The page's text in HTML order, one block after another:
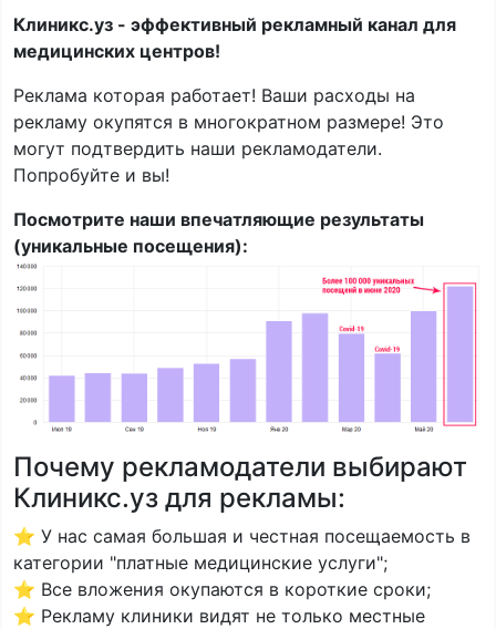
Клиникс.уз - эффективный рекламный канал для
медицинских центров!
Реклама которая работает! Ваши расходы на
рекламу окупятся в многократном размере! Это
могут подтвердить наши рекламодатели.
Попробуйте и вы!
Посмотрите наши впечатляющие результаты
(уникальные посещения):
Почему рекламодатели выбирают
Клиникс.уз для рекламы:
⭐ У нас самая большая и честная посещаемость в
категории "платные медицинские услуги";
⭐ Все вложения окупаются в короткие сроки;
⭐ Рекламу клиники видят не только местные